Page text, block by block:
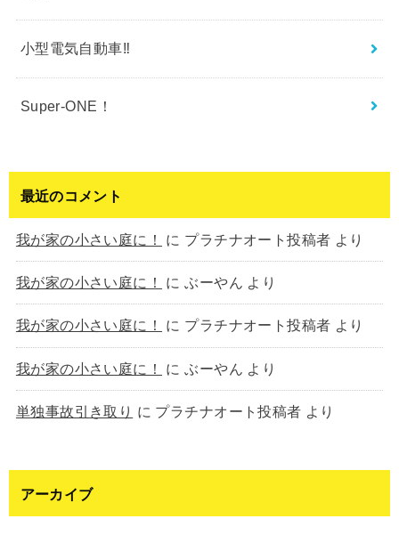
小型電気自動車‼︎
Super-ONE！
最近のコメント
我が家の小さい庭に！ に プラチナオート投稿者 より
我が家の小さい庭に！ にぶーやん より
我が家の小さい庭に！ に プラチナオート投稿者 より
我が家の小さい庭に！ にぶーやん より
単独事故引き取り に プラチナオート投稿者 より
アーカイブ